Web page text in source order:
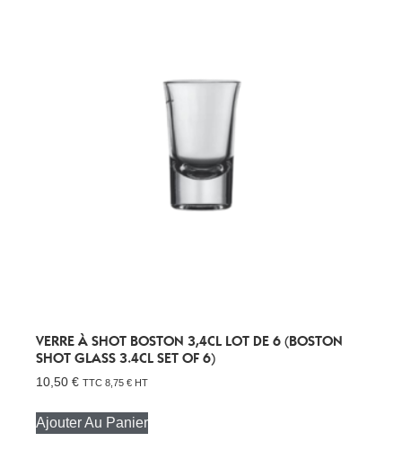
VERRE À SHOT BOSTON 3,4CL LOT DE 6 (BOSTON
SHOT GLASS 3.4CL SET OF 6)
10,50 € TTC 8,75 € HT
Ajouter Au Panier